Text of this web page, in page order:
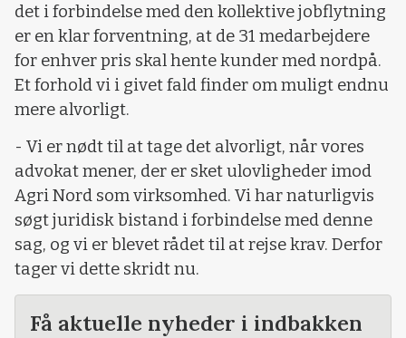
det i forbindelse med den kollektive jobflytning
er en klar forventning, at de 31 medarbejdere
for enhver pris skal hente kunder med nordpå.
Et forhold vi i givet fald finder om muligt endnu
mere alvorligt.
- Vi er nødt til at tage det alvorligt, når vores
advokat mener, der er sket ulovligheder imod
Agri Nord som virksomhed. Vi har naturligvis
søgt juridisk bistand i forbindelse med denne
sag, og vi er blevet rådet til at rejse krav. Derfor
tager vi dette skridt nu.
Få aktuelle nyheder i indbakken